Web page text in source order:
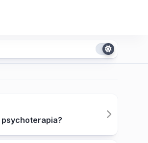
psychoterapia?